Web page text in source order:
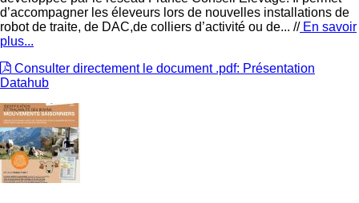
d’accompagner les éleveurs lors de nouvelles installations de
robot de traite, de DAC,de colliers d’activité ou de... //En savoir
plus...
Consulter directement le document .pdf: Présentation
Datahub